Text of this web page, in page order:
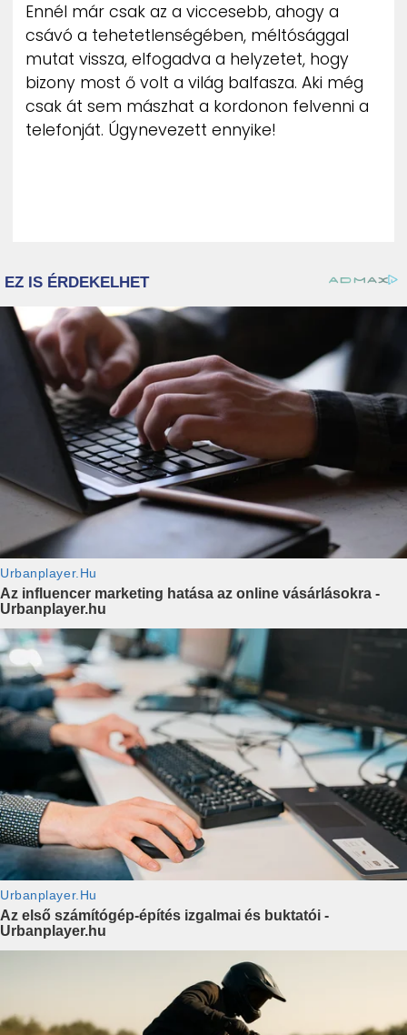
Ennél már csak az a viccesebb, ahogy a
csávó a tehetetlenségében, méltósággal
mutat vissza, elfogadva a helyzetet, hogy
bizony most ő volt a világ balfasza. Aki még
csak át sem mászhat a kordonon felvenni a
telefonját. Úgynevezett ennyike!